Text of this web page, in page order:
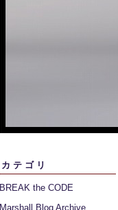
カテゴリ
BREAK the CODE
Marshall Blog Archive